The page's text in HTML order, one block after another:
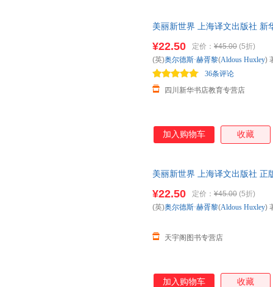
美丽新世界 上海译文出版社 新
¥22.50 定价： ¥45.00 (5折)
四川新华书店教育专营店
36条评论
(英)奥尔德斯·赫胥黎(Aldous Huxley)
加入购物车 收藏
美丽新世界 上海译文出版社 正
¥22.50 定价： ¥45.00 (5折)
天宇阁图书专营店
(英)奥尔德斯·赫胥黎(Aldous Huxley)
加入购物车 收藏